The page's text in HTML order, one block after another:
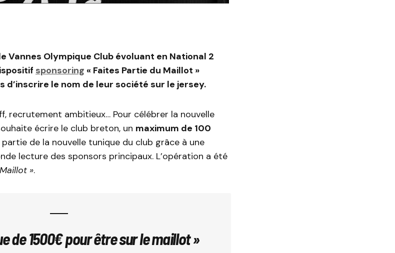
Vannes Olympique Club évoluant en National 2
sponsoring « Faites Partie du Maillot »
d’inscrire le nom de leur société sur le jersey.
recrutement ambitieux… Pour célébrer la nouvelle
écrire le club breton, un maximum de 100
de la nouvelle tunique du club grâce à une
lecture des sponsors principaux. L’opération a été
».
de 1500€ pour être sur le maillot »